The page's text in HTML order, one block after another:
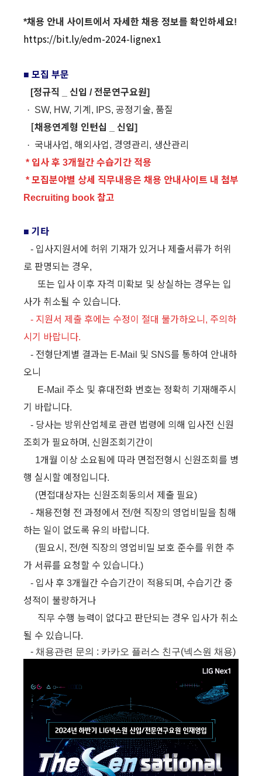
*채용 안내 사이트에서 자세한 채용 정보를 확인하세요!
https://bit.ly/edm-2024-lignex1
■ 모집 부문
[정규직 신입 / 전문연구요원]
· SW, HW, 기계, IPS, 공정기술, 품질
[채용연계형 인턴십 신입]
· 국내사업, 해외사업, 경영관리, 생산관리
* 입사후 3개월간수습기간 적용
* 모집분야별 상세 직무내용은 채용 안내사이트 내 첨부
Recruiting book 참고
■ 기타
- 입사지원서에 허위 기재가 있거나제출서류가 허위
로 판명되는 경우,
또는 입사 이후 자격 미확보 및 상실하는 경우는 입
사가 취소될 수 있습니다.
- 지원서 제출 후에는 수정이 절대 불가하오니, 주의하
시기 바랍니다.
- 전형단계별 결과는 E-Mail 및 SNS를 통하여 안내하
오니
E-Mail 주소 및 휴대전화 번호는 정확히 기재해주시
기 바랍니다.
- 당사는 방위산업체로 관련 법령에 의해 입사전 신원
조회가 필요하며, 신원조회기간이
1개월 이상 소요됨에 따라 면접전형시 신원조회를 병
행 실시할 예정입니다.
(면접대상자는 신원조회동의서 제출 필요)
- 채용전형 전 과정에서 전/현 직장의 영업비밀을 침해
하는 일이 없도록 유의 바랍니다.
(필요시, 전/현 직장의 영업비밀 보호 준수를 위한 추
가 서류를 요청할 수 있습니다.)
- 입사 후 3개월간 수습기간이 적용되며, 수습기간 중
성적이 불량하거나
직무 수행 능력이 없다고 판단되는 경우 입사가 취소
될 수 있습니다.
- 채용관련 문의 : 카카오 플러스 친구(넥스원 채용)